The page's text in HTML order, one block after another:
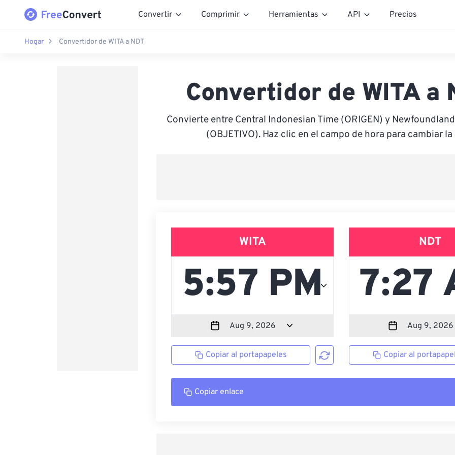
Convertir Comprimir Herramientas API Precios
Hogar Convertidor de WITA a NDT
Convertidor de WITA a
Convierte entre Central Indonesian Time (ORIGEN) y
(OBJETIVO). Haz clic en el campo de hora para cambiar la
WITA
Copiar al portapapeles
NDT
Copiar al
Copiar enlace